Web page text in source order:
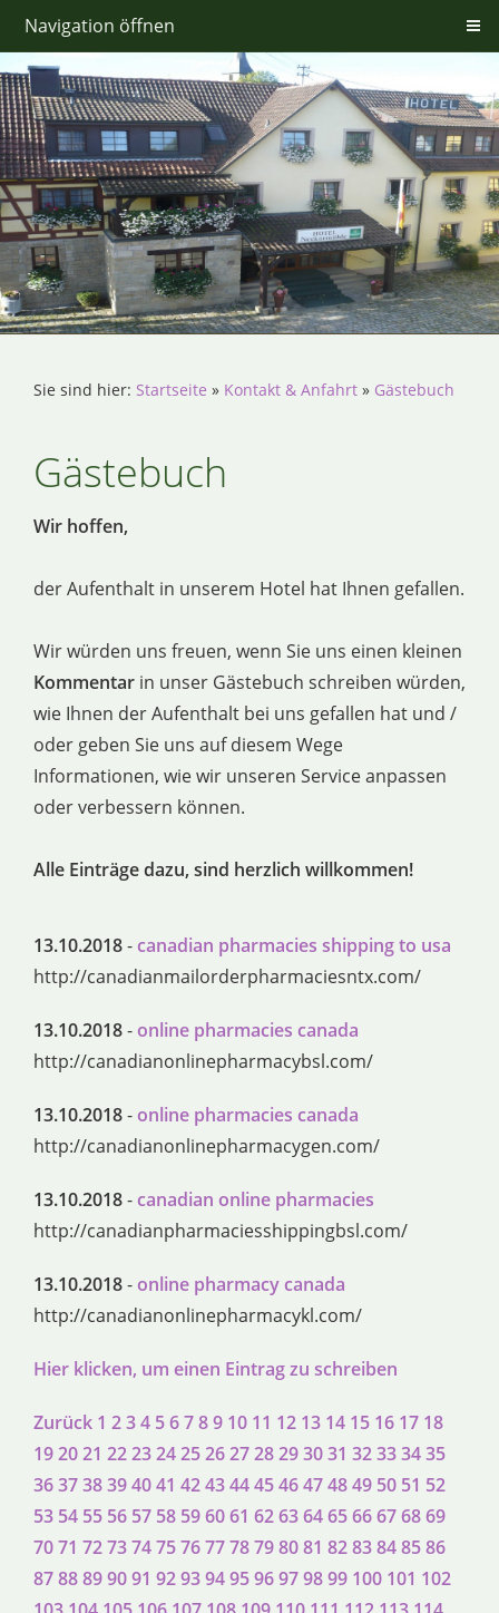
Navigation öffnen
Sie sind hier: Startseite » Kontakt & Anfahrt » Gästebuch
Gästebuch
Wir hoffen,
der Aufenthalt in unserem Hotel hat Ihnen gefallen.
Wir würden uns freuen, wenn Sie uns einen kleinen
Kommentar in unser Gästebuch schreiben würden,
wie Ihnen der Aufenthalt bei uns gefallen hat und /
oder geben Sie uns auf diesem Wege
Informationen, wie wir unseren Service anpassen
oder verbessern können.
Alle Einträge dazu, sind herzlich willkommen!
13.10.2018-canadian pharmacies shipping to usa
http://canadianmailorderpharmaciesntx.com/
13.10.2018-online pharmacies canada
http://canadianonlinepharmacybsl.com/
13.10.2018-online pharmacies canada
http://canadianonlinepharmacygen.com/
13.10.2018-canadian online pharmacies
http://canadianpharmaciesshippingbsl.com/
13.10.2018-online pharmacy canada
http://canadianonlinepharmacykl.com/
Hier klicken, um einen Eintrag zu schreiben
Zurück 1 234 56789 10 11 12 13 14 15 16 17 18
192021 22232425262728293031 32333435
363738394041 4243444546474849 50 51 52
53 54 55 56 57 58 596061 6263646566676869
7071 72737475767778798081 8283848586
8788899091 9293949596979899 100 101 102